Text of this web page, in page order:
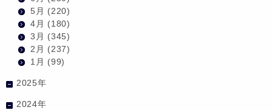
5月 (220)
4月 (180)
3月 (345)
2月 (237)
1月 (99)
2025年
2024年